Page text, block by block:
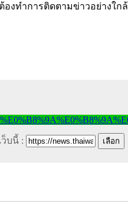
งทำการติดตามข่าวอย่างใกล้
บนี้ :